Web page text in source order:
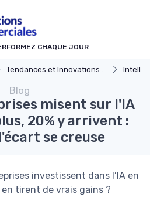
CHAQUE JOUR
Tendances et Innovations dans la formation commerciale
Blog
misent sur l'IA
20% y arrivent :
se creuse
investissent dans l’IA en
tirent de vrais gains ?